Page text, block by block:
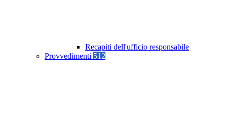
Recapiti dell'ufficio responsabile
Provvedimenti 512